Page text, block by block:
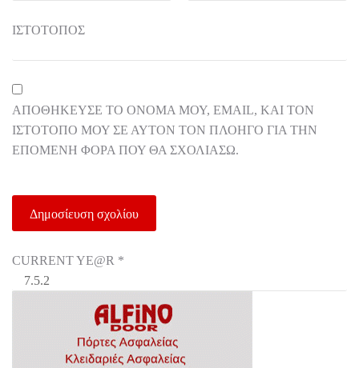
ΙΣΤΌΤΟΠΟΣ
ΑΠΟΘΉΚΕΥΣΕ ΤΟ ΌΝΟΜΆ ΜΟΥ, EMAIL, ΚΑΙ ΤΟΝ
ΙΣΤΌΤΟΠΟ ΜΟΥ ΣΕ ΑΥΤΌΝ ΤΟΝ ΠΛΟΗΓΌ ΓΙΑ ΤΗΝ
ΕΠΌΜΕΝΗ ΦΟΡΆ ΠΟΥ ΘΑ ΣΧΟΛΙΆΣΩ.
CURRENT YE@R *